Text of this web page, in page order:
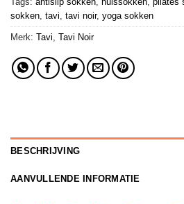
sokken tavi tavi noir, yoga sokken
Merk: Tavi Tavi Noir
BESCHRIJVING
AANVULLENDE INFORMATIE